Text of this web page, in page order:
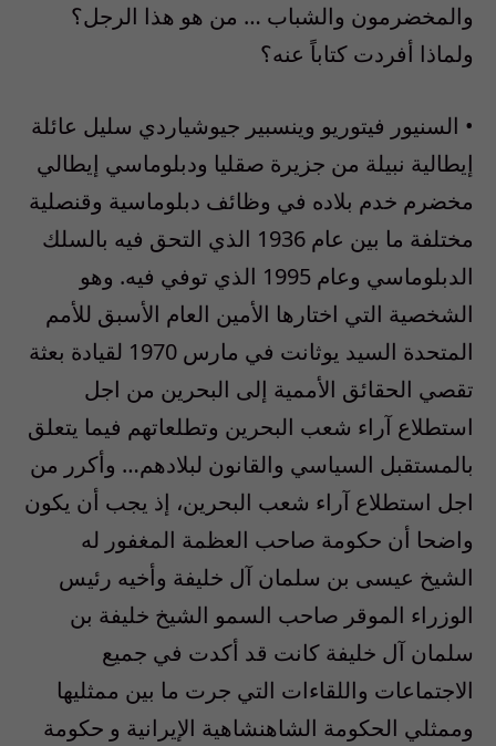
والمخضرمون والشباب … من هو هذا الرجل؟
ولماذا أفردت كتاباً عنه؟
• السنيور فيتوريو وينسبير جيوشياردي سليل عائلة
إيطالية نبيلة من جزيرة صقليا ودبلوماسي إيطالي
مخضرم خدم بلاده في وظائف دبلوماسية وقنصلية
مختلفة ما بين عام 1936 الذي التحق فيه بالسلك
الدبلوماسي وعام 1995 الذي توفي فيه. وهو
الشخصية التي اختارها الأمين العام الأسبق للأمم
المتحدة السيد يوثانت في مارس 1970 لقيادة بعثة
تقصي الحقائق الأممية إلى البحرين من اجل
استطلاع آراء شعب البحرين وتطلعاتهم فيما يتعلق
بالمستقبل السياسي والقانون لبلادهم… وأكرر من
اجل استطلاع آراء شعب البحرين، إذ يجب أن يكون
واضحا أن حكومة صاحب العظمة المغفور له
الشيخ عيسى بن سلمان آل خليفة وأخيه رئيس
الوزراء الموقر صاحب السمو الشيخ خليفة بن
سلمان آل خليفة كانت قد أكدت في جميع
الاجتماعات واللقاءات التي جرت ما بين ممثليها
وممثلي الحكومة الشاهنشاهية الإيرانية و حكومة